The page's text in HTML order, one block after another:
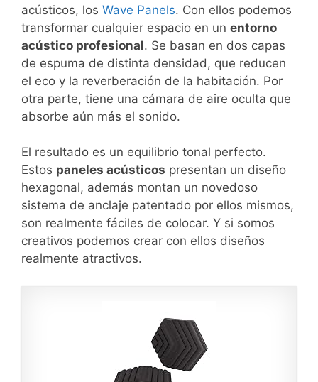
acústicos, los Wave Panels. Con ellos podemos
transformar cualquier espacio en un entorno
acústico profesional. Se basan en dos capas
de espuma de distinta densidad, que reducen
el eco y la reverberación de la habitación. Por
otra parte, tiene una cámara de aire oculta que
absorbe aún más el sonido.
El resultado es un equilibrio tonal perfecto.
Estos paneles acústicos presentan un diseño
hexagonal, además montan un novedoso
sistema de anclaje patentado por ellos mismos,
son realmente fáciles de colocar. Y si somos
creativos podemos crear con ellos diseños
realmente atractivos.